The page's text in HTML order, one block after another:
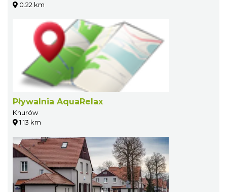
0.22 km
Pływalnia AquaRelax
Knurów
1.13 km